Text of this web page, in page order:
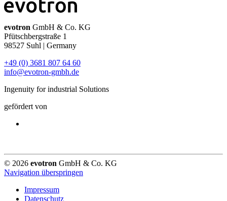
evotron GmbH & Co. KG
Pfütschbergstraße 1
98527 Suhl | Germany
+49 (0) 3681 807 64 60
info@evotron-gmbh.de
Ingenuity for industrial Solutions
gefördert von
© 2026 evotron GmbH & Co. KG
Navigation überspringen
Impressum
Datenschutz